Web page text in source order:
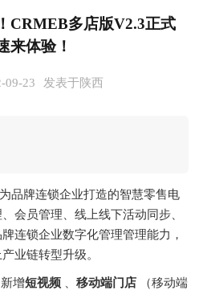
CRMEB多店版V2.3正式
来体验！
09-23 发表于陕西
品牌连锁企业打造的智慧零售电
会员管理、线上线下活动同步、
连锁企业数字化管理管理能力，
业链转型升级。
增短视频 移动端门店 （移动端